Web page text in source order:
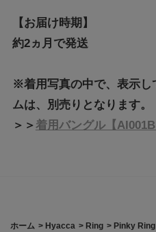
【お届け時期】
約2ヵ月で発送
※着用写真の中で、表示し
ムは、別売りとなります。
＞＞着用バングル【
ホーム > Hyacca > Ring > Pinky Ring